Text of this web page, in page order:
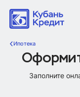
Заполните
Ипотека